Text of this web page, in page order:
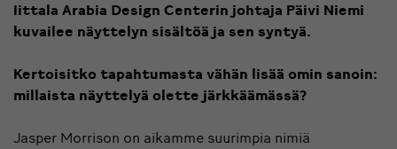
Iittala Arabia Design Centerin johtaja Päivi Niemi
kuvailee näyttelyn sisältöä ja sen syntyä.
Kertoisitko tapahtumasta vähän lisää omin sanoin:
millaista näyttelyä olette järkkäämässä?
Jasper Morrison on aikamme suurimpia nimiä